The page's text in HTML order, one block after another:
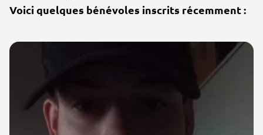
Voici quelques bénévoles inscrits récemment :